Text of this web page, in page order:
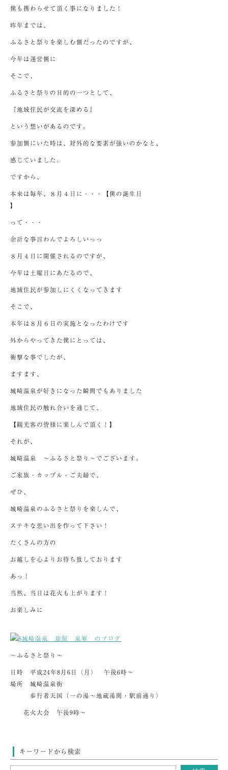
僕も携わらせて頂く事になりました！
昨年までは、
ふるさと祭りを楽しむ側だったのですが、
今年は運営側に
そこで、
ふるさと祭りの目的の一つとして、
『地域住民が交流を深める』
という想いがあるのです。
参加側にいた時は、対外的な要素が強いのかなと、
感じていました。
ですから、
本来は毎年、８月４日に・・・【僕の誕生日
】
って・・・
余計な事言わんでよろしいっっ
８月４日に開催されるのですが、
今年は土曜日にあたるので、
地域住民が参加しにくくなってきます
そこで、
本年は８月６日の実施となったわけです
外からやってきた僕にとっては、
衝撃な事でしたが、
ますます、
城崎温泉が好きになった瞬間でもありました
地域住民の触れ合いを通じて、
【観光客の皆様に楽しんで頂く！】
それが、
城崎温泉 ～ふるさと祭り～でございます。
ご家族・カップル・ご夫婦で、
ぜひ、
城崎温泉のふるさと祭りを楽しんで、
ステキな思い出を作って下さい！
たくさんの方の
お越しを心よりお待ち致しております
あっ！
当然、当日は花火も上がります！
お楽しみに
～ふるさと祭り～
日時 平成24年8月6日（月） 午後6時～
場所 城崎温泉街
歩行者天国（一の湯～地蔵湯間・駅前通り）
花火大会 午後9時～
キーワードから検索